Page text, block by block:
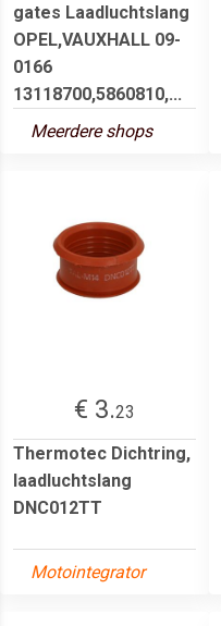
gates Laadluchtslang
OPEL,VAUXHALL 09-
0166
13118700,5860810,...
Meerdere shops
€ 3.23
Thermotec Dichtring,
laadluchtslang
DNC012TT
Motointegrator